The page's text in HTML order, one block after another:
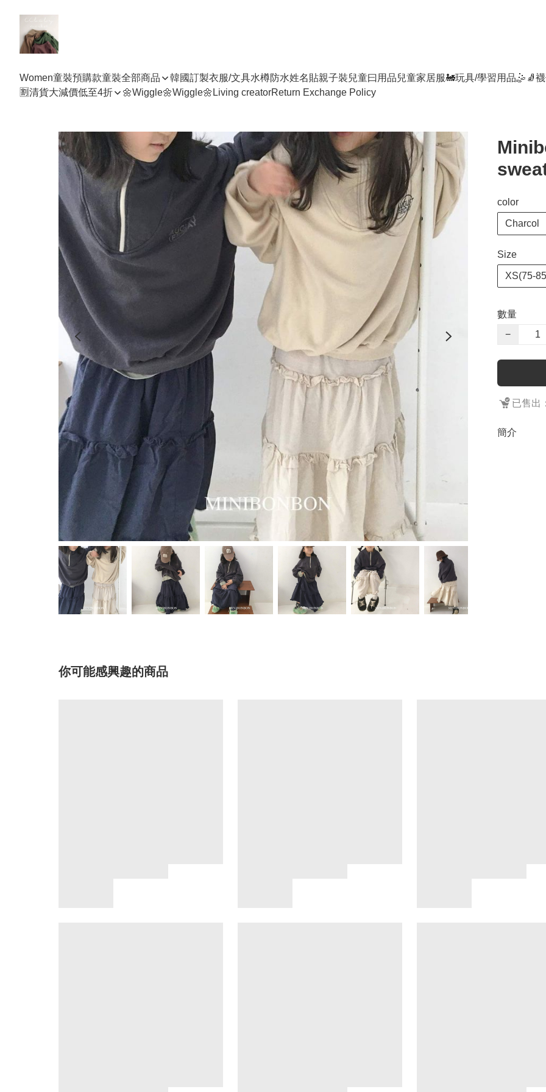
Women童裝預購款童裝全部商品 韓國訂製衣服/文具水樽防水姓名貼親子裝兒童曰用品兒童家居服🚂玩具/學習用品🤹 🧦
🈹清貨大減價低至4折
🌼Wiggle🌼Wiggle🌼 Living creatorReturn Exchange Policy
color
Charcol
Size
XS(75-
數量
−
已售出
簡介
你可能感興趣的商品